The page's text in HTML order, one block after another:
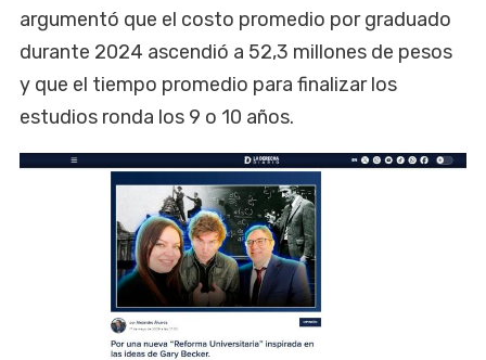
argumentó que el costo promedio por graduado
durante 2024 ascendió a 52,3 millones de pesos
y que el tiempo promedio para finalizar los
estudios ronda los 9 o 10 años.